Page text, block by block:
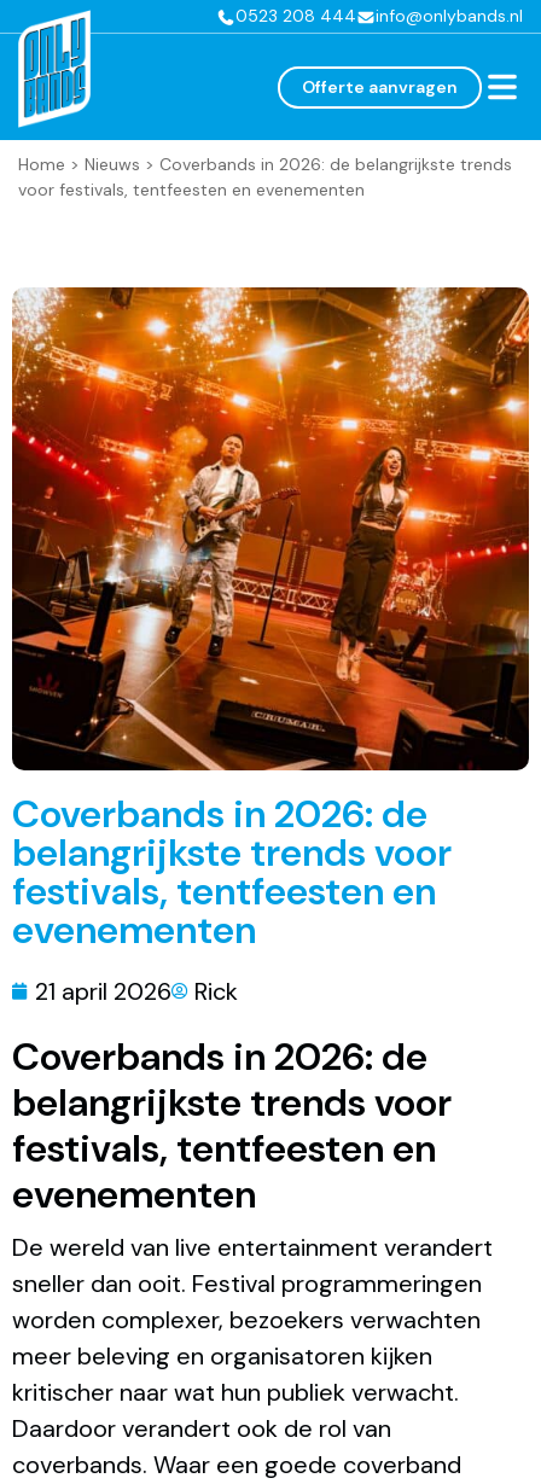
0523 208 444 info@onlybands.nl
Offerte aanvragen
Home > Nieuws > Coverbands in 2026: de belangrijkste trends
voor festivals, tentfeesten en evenementen
Coverbands in 2026: de
belangrijkste trends voor
festivals, tentfeesten en
evenementen
21 april 2026 Rick
Coverbands in 2026: de
belangrijkste trends voor
festivals, tentfeesten en
evenementen
De wereld van live entertainment verandert
sneller dan ooit. Festival programmeringen
worden complexer, bezoekers verwachten
meer beleving en organisatoren kijken
kritischer naar wat hun publiek verwacht.
Daardoor verandert ook de rol van
coverbands. Waar een goede coverband